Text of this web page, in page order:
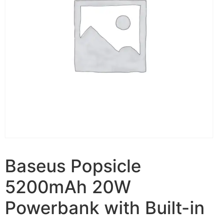
Baseus Popsicle
5200mAh 20W
Powerbank with Built-in